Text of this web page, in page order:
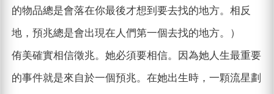
的物品總是會落在你最後才想到要去找的地方。相反
地，預兆總是會出現在人們第一個去找的地方。）
侑美確實相信徵兆。她必須要相信。因為她人生最重要
的事件就是來自於一個預兆。在她出生時，一顆流星劃